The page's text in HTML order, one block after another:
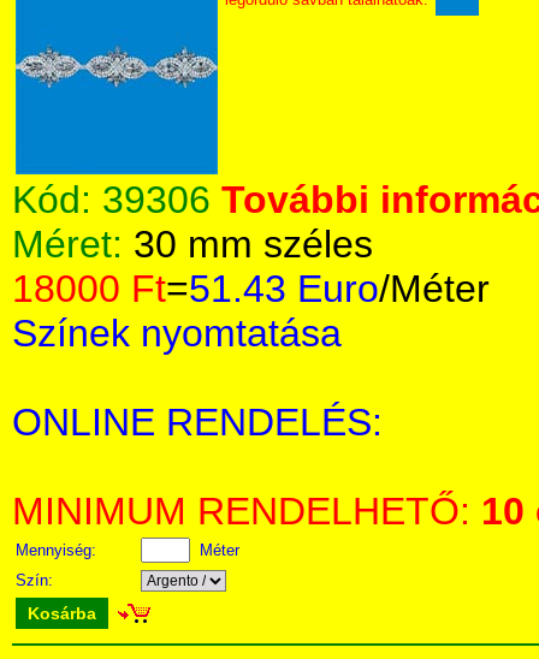
Kód: 39306 További
Méret: 30 mm széles
18000 Ft=51.43 Euro/Méter
Színek nyomtatása
ONLINE RENDELÉS:
MINIMUM RENDELHETŐ: 10
Mennyiség:
Méter
Szín:
Kosárba